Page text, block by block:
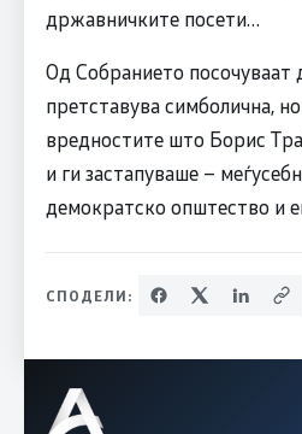
државничките посети…
Од Собранието посочуваат
претставува симболична,
вредностите што Борис
и ги застапуваше –
демократско општество и
СПОДЕЛИ: